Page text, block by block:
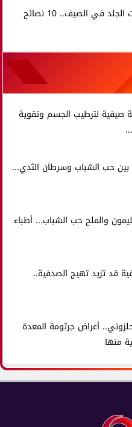
احذر التهابات الجلد في الصيف.. 10 نصائح
صيفية لترطيب الجسم وتقوية
حب الشباب وسرطان الثدي...
والملح حب الشباب... أطباء
قد تزيد تهيج الصدفية..
أعراض جرثومة المعدة
منها